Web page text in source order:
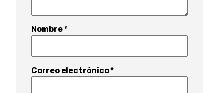
Nombre*
Correo electrónico*